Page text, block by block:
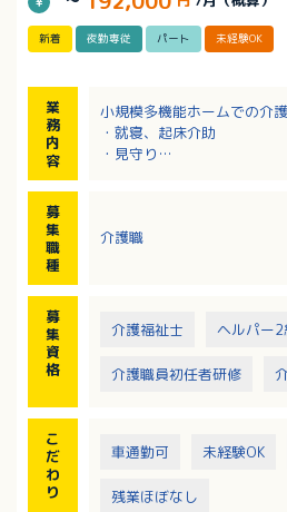
新着 夜勤専従 パート 未経験OK
業
務
内
容
小規模多機能ホームでの介
・就寝、起床介助
・見守り
調理や清掃・洗濯などを介
募
集
職
種
介護職
募
集
資
格
介護福祉士 ヘルパー2
介護職員初任者研修
こ
だ
わ
り
車通勤可 未経験OK
残業ほぼなし